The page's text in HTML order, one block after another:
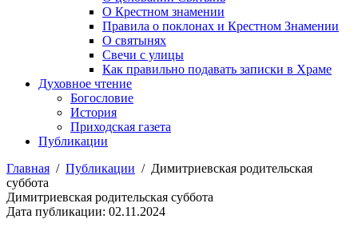
О Крестном знамении
Правила о поклонах и Крестном Знамении
О святынях
Свечи с улицы
Как правильно подавать записки в Храме
Духовное чтение
Богословие
История
Приходская газета
Публикации
Главная / Публикации / Димитриевская родительская
суббота
Димитриевская родительская суббота
Дата публикации: 02.11.2024